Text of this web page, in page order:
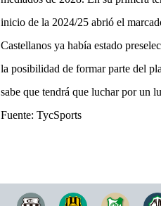
inicio de la 2024/25 abrió el
Castellanos ya había estado
la posibilidad de formar parte del
sabe que tendrá que luchar por un
Fuente: TycSports